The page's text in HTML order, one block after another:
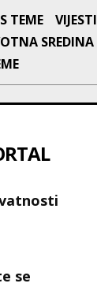
TEME VIJESTI
SREDINA
se